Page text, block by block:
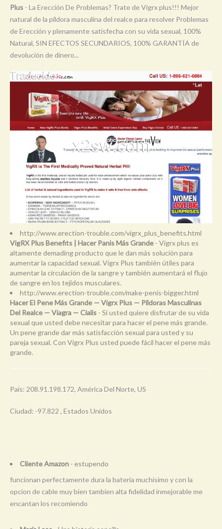
Plus - La Erección De Problemas? Trate de Vigrx plus!!! Mejor
natural de la píldora masculina del realce para resolver Problemas
de Erección y plenamente satisfecha con su vida sexual, 100%
Natural, SIN EFECTOS SECUNDARIOS, 100% GARANTÍA de
devolución de dinero...
http://www.erection-trouble.com/vigrx_plus_benefits.html
VigRX Plus Benefits | Hacer Panis Más Grande - Vigrx plus es
altamente demading producto que le dan más solución para
aumentar la capacidad sexual. Vigrx Plus también útiles para
aumentar la circulación de la sangre y también aumentará el flujo
de sangre en los tejidos musculares.
http://www.erection-trouble.com/make-penis-bigger.html
Hacer El Pene Más Grande — Vigrx Plus — Píldoras Masculinas
Del Realce — Viagra — Cialis - Si usted quiere disfrutar de su vida
sexual que usted debe necesitar para hacer el pene más grande.
Un pene grande dar más satisfacción sexual para usted y su
pareja sexual. Con Vigrx Plus usted puede fácil hacer el pene más
grande.
País: 208.91.198.172, América Del Norte, US
Ciudad: -97.822 , Estados Unidos
Cliente Amazon - estupendo
funcionan perfectamente dura la bateria muchisimo y con la
opcion de cable muy bien tambien alta fidelidad inmejorable me
encantan los recomiendo